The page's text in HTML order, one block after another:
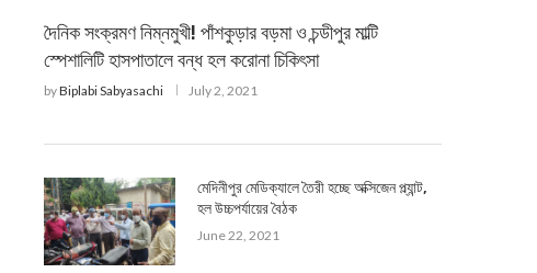
দৈনিক সংক্রমণ নিম্নমুখী! পাঁশকুড়ার বড়মা ও চন্ডীপুর মাল্টি
স্পেশালিটি হাসপাতালে বন্ধ হল করোনা চিকিৎসা
byBiplabi Sabyasachi July 2, 2021
মেদিনীপুর মেডিক্যালে তৈরী হচ্ছে অক্সিজেন প্ল্যান্ট,
হল উচ্চপর্যায়ের বৈঠক
June 22, 2021